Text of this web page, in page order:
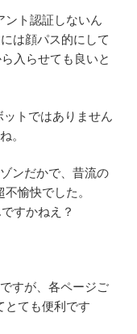
ント認証しないん
は顔パス的にして
入らせても良いと
トではありません
。
ンだかで、昔流の
愉快でした。
すかねえ？
すが、各ページご
とても便利です